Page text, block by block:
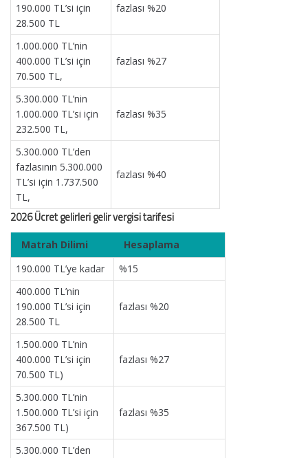
190.000 TL’si için
28.500 TL
fazlası %20
1.000.000 TL’nin
400.000 TL’si için
70.500 TL,
fazlası %27
5.300.000 TL’nin
1.000.000 TL’si için
232.500 TL,
fazlası %35
5.300.000 TL’den
fazlasının 5.300.000
TL’si için 1.737.500
TL,
fazlası %40
2026 Ücret gelirleri gelir vergisi tarifesi
Matrah Dilimi
Hesaplama
190.000 TL’ye kadar
%15
400.000 TL’nin
190.000 TL’si için
28.500 TL
fazlası %20
1.500.000 TL’nin
400.000 TL’si için
70.500 TL)
fazlası %27
5.300.000 TL’nin
1.500.000 TL’si için
367.500 TL)
fazlası %35
5.300.000 TL’den